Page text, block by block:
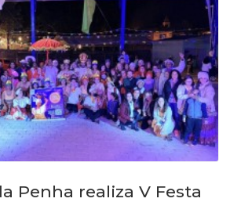
Penha realiza V Festa